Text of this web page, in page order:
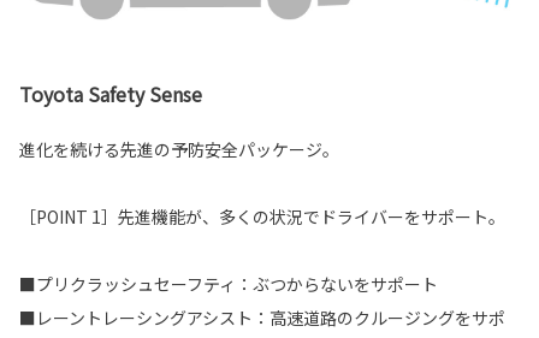
Toyota Safety Sense
進化を続ける先進の予防安全パッケージ。
［POINT 1］先進機能が、多くの状況でドライバーをサポート。
■プリクラッシュセーフティ：ぶつからないをサポート
■レーントレーシングアシスト：高速道路のクルージングをサポ